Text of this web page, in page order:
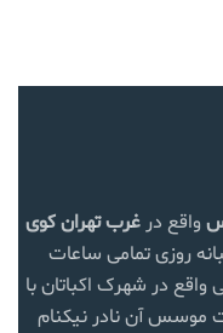
واقع در غرب تهرانکوی
روزی تمامی ساعات
در شهرک اکباتان با
و 35 سال خدمت موسس آن نادر نیکنام